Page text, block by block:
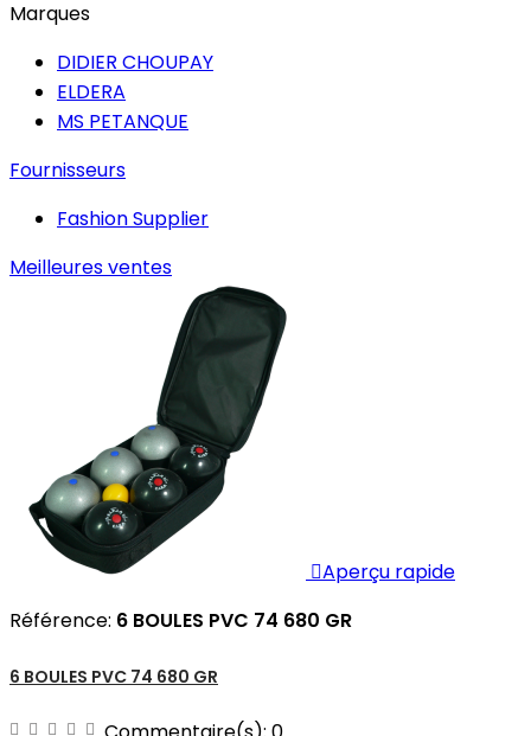
Marques
DIDIER CHOUPAY
ELDERA
MS PETANQUE
Fournisseurs
Fashion Supplier
Meilleures ventes
Aperçu rapide
Référence: 6 BOULES PVC 74 680 GR
6 BOULES PVC 74 680 GR